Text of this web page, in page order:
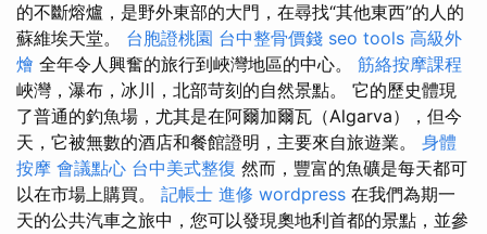
的不斷熔爐，是野外東部的大門，在尋找“其他東西”的人的
蘇維埃天堂。 台胞證桃園 台中整骨價錢 seo tools 高級外
燴 全年令人興奮的旅行到峽灣地區的中心。 筋絡按摩課程
峽灣，瀑布，冰川，北部苛刻的自然景點。 它的歷史體現
了普通的釣魚場，尤其是在阿爾加爾瓦（Algarva），但今
天，它被無數的酒店和餐館證明，主要來自旅遊業。 身體
按摩 會議點心 台中美式整復 然而，豐富的魚礦是每天都可
以在市場上購買。 記帳士 進修 wordpress 在我們為期一
天的公共汽車之旅中，您可以發現奧地利首都的景點，並參